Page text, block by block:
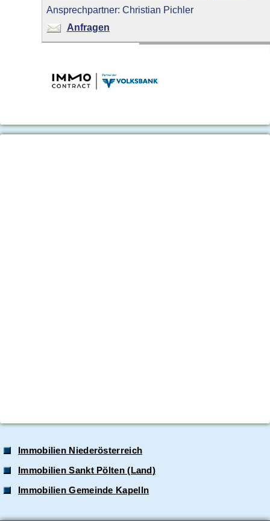
Ansprechpartner: Christian Pichler
Anfragen
Immobilien Niederösterreich
Immobilien Sankt Pölten (Land)
Immobilien Gemeinde Kapelln